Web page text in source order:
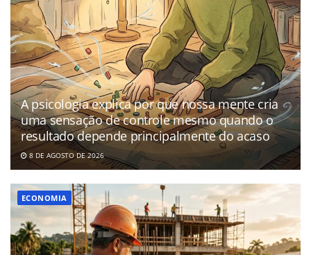
A psicologia explica por que nossa mente cria
uma sensação de controle mesmo quando o
resultado depende principalmente do acaso
8 DE AGOSTO DE 2026
ECONOMIA